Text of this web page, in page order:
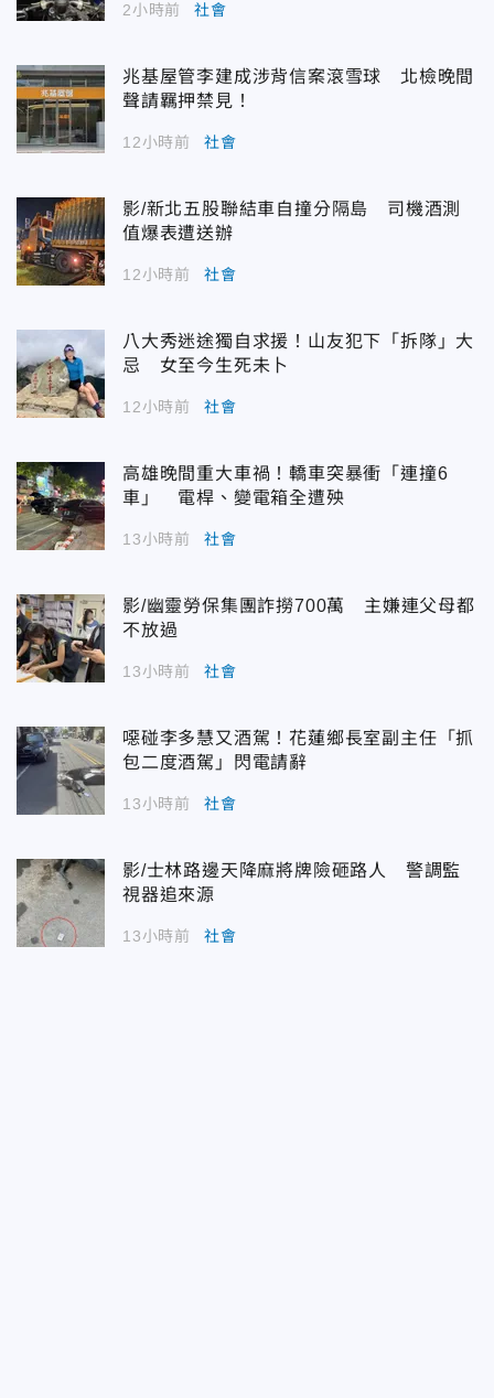
2小時前 社會
兆基屋管李建成涉背信案滾雪球 北檢晚間
聲請羈押禁見！
12小時前 社會
影/新北五股聯結車自撞分隔島 司機酒測
值爆表遭送辦
12小時前 社會
八大秀迷途獨自求援！山友犯下「拆隊」大
忌 女至今生死未卜
12小時前 社會
高雄晚間重大車禍！轎車突暴衝「連撞6
車」 電桿、變電箱全遭殃
13小時前 社會
影/幽靈勞保集團詐撈700萬 主嫌連父母都
不放過
13小時前 社會
噁碰李多慧又酒駕！花蓮鄉長室副主任「抓
包二度酒駕」閃電請辭
13小時前 社會
影/士林路邊天降麻將牌險砸路人 警調監
視器追來源
13小時前 社會